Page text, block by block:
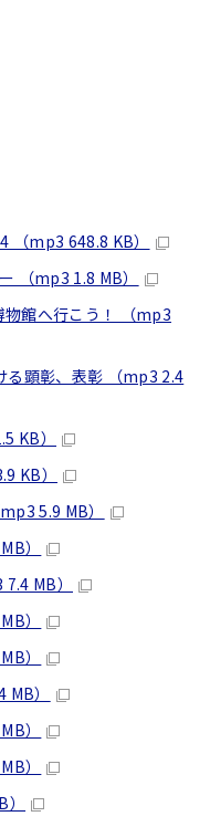
mp3 648.8 KB）
（mp3 1.8 MB）
館へ行こう！ （mp3
顕彰、表彰 （mp3 2.4
KB）
KB）
5.9 MB）
）
MB）
）
）
）
）
）